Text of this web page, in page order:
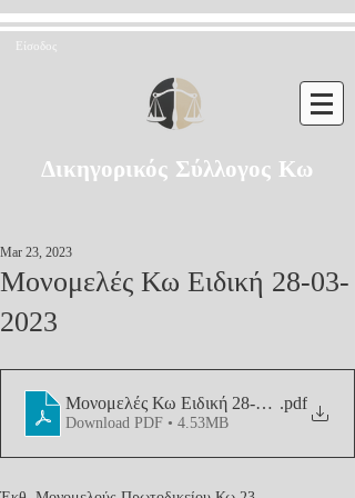
Είσοδος
Δικηγορικός Σύλλογος Κω
Μονομελές Κω Ειδική 28-03-
2023
Mar 23, 2023
Μονομελές Κω Ειδική 28-03-2023
.pdf
Download PDF • 4.53MB